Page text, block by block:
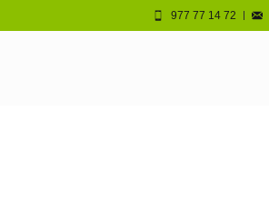
977 77 14 72